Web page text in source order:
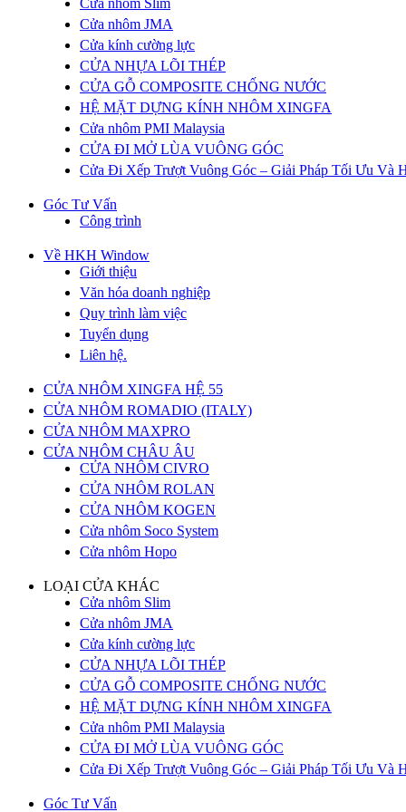
Cửa nhôm Slim
Cửa nhôm JMA
Cửa kính cường lực
CỬA NHỰA LÕI THÉP
CỬA GỖ COMPOSITE CHỐNG NƯỚC
HỆ MẶT DỰNG KÍNH NHÔM XINGFA
Cửa nhôm PMI Malaysia
CỬA ĐI MỞ LÙA VUÔNG GÓC
Cửa Đi Xếp Trượt Vuông Góc – Giải Pháp Tối Ưu Và
Góc Tư Vấn
Công trình
Về HKH Window
Giới thiệu
Văn hóa doanh nghiệp
Quy trình làm việc
Tuyển dụng
Liên hệ.
CỬA NHÔM XINGFA HỆ 55
CỬA NHÔM ROMADIO (ITALY)
CỬA NHÔM MAXPRO
CỬA NHÔM CHÂU ÂU
CỬA NHÔM CIVRO
CỬA NHÔM ROLAN
CỬA NHÔM KOGEN
Cửa nhôm Soco System
Cửa nhôm Hopo
LOẠI CỬA KHÁC
Cửa nhôm Slim
Cửa nhôm JMA
Cửa kính cường lực
CỬA NHỰA LÕI THÉP
CỬA GỖ COMPOSITE CHỐNG NƯỚC
HỆ MẶT DỰNG KÍNH NHÔM XINGFA
Cửa nhôm PMI Malaysia
CỬA ĐI MỞ LÙA VUÔNG GÓC
Cửa Đi Xếp Trượt Vuông Góc – Giải Pháp Tối Ưu Và
Góc Tư Vấn